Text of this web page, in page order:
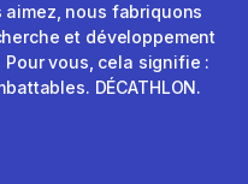
nous fabriquons
et développement
vous, cela signifie :
DÉCATHLON.